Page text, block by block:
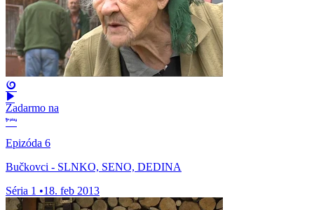
Zadarmo na
Epizóda 6
Bučkovci - SLNKO, SENO, DEDINA
Séria 1 •18. feb 2013